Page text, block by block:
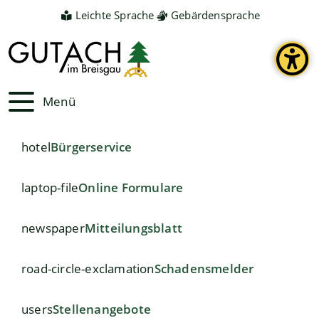
Leichte Sprache Gebärdensprache
Menü
hotelBürgerservice
laptop-fileOnline Formulare
newspaperMitteilungsblatt
road-circle-exclamationSchadensmelder
usersStellenangebote